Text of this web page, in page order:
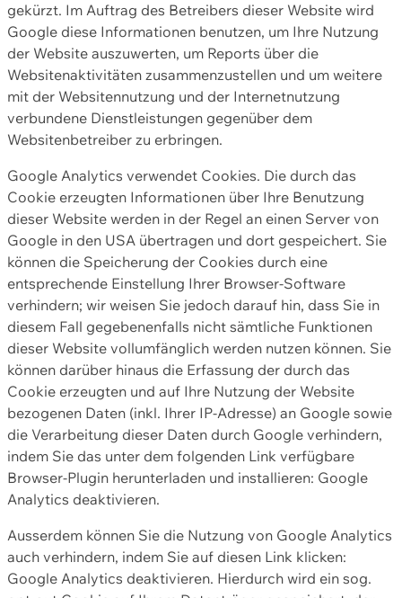
gekürzt. Im Auftrag des Betreibers dieser Website wird
Google diese Informationen benutzen, um Ihre Nutzung
der Website auszuwerten, um Reports über die
Websitenaktivitäten zusammenzustellen und um weitere
mit der Websitennutzung und der Internetnutzung
verbundene Dienstleistungen gegenüber dem
Websitenbetreiber zu erbringen.
Google Analytics verwendet Cookies. Die durch das
Cookie erzeugten Informationen über Ihre Benutzung
dieser Website werden in der Regel an einen Server von
Google in den USA übertragen und dort gespeichert. Sie
können die Speicherung der Cookies durch eine
entsprechende Einstellung Ihrer Browser-Software
verhindern; wir weisen Sie jedoch darauf hin, dass Sie in
diesem Fall gegebenenfalls nicht sämtliche Funktionen
dieser Website vollumfänglich werden nutzen können. Sie
können darüber hinaus die Erfassung der durch das
Cookie erzeugten und auf Ihre Nutzung der Website
bezogenen Daten (inkl. Ihrer IP-Adresse) an Google sowie
die Verarbeitung dieser Daten durch Google verhindern,
indem Sie das unter dem folgenden Link verfügbare
Browser-Plugin herunterladen und installieren: Google
Analytics deaktivieren.
Ausserdem können Sie die Nutzung von Google Analytics
auch verhindern, indem Sie auf diesen Link klicken:
Google Analytics deaktivieren. Hierdurch wird ein sog.